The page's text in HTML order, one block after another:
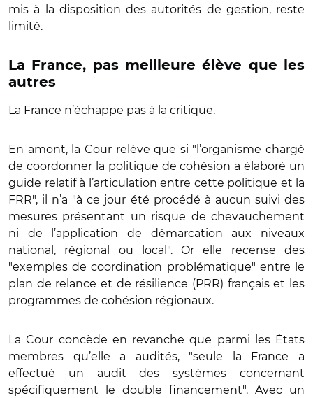
mis à la disposition des autorités de gestion, reste
limité.
La France, pas meilleure élève que les
autres
La France n’échappe pas à la critique.
En amont, la Cour relève que si "l’organisme chargé
de coordonner la politique de cohésion a élaboré un
guide relatif à l’articulation entre cette politique et la
FRR", il n’a "à ce jour été procédé à aucun suivi des
mesures présentant un risque de chevauchement
ni de l’application de démarcation aux niveaux
national, régional ou local". Or elle recense des
"exemples de coordination problématique" entre le
plan de relance et de résilience (PRR) français et les
programmes de cohésion régionaux.
La Cour concède en revanche que parmi les États
membres qu’elle a audités, "seule la France a
effectué un audit des systèmes concernant
spécifiquement le double financement". Avec un